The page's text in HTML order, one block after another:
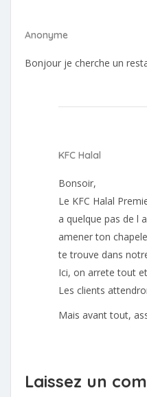
Anonyme
Bonjour je cherche un
KFC Halal
Bonsoir,
Le KFC Halal
a quelque pas de l
amener ton
te trouve dans
Ici, on arrete tout
Les clients
Mais avant tout,
Laissez un